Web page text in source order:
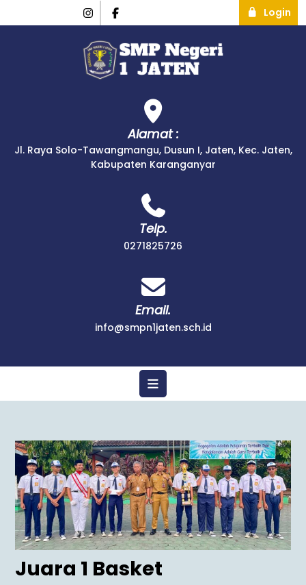
Login
Alamat :
Jl. Raya Solo-Tawangmangu, Dusun I, Jaten, Kec. Jaten,
Kabupaten Karanganyar
Telp.
0271825726
Email.
info@smpn1jaten.sch.id
Juara 1 Basket